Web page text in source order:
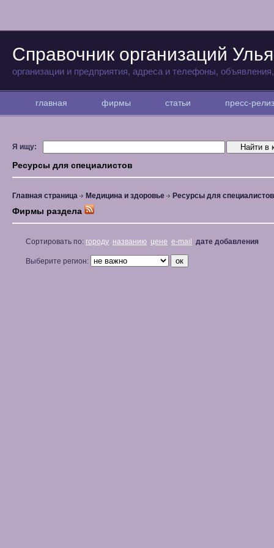
Справочник организаций
организации и предприятия, адреса и телефоны,
главная фирмы статьи пресс-
Я ищу:
Ресурсы для специалистов
Главная страница Медицина и здоровье Ресурсы для специалистов
Фирмы раздела
Сортировать по: городу названию цене e-mail дате добавления
Выберите регион: